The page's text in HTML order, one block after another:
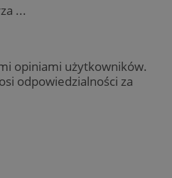
...
opiniami użytkowników.
odpowiedzialności za